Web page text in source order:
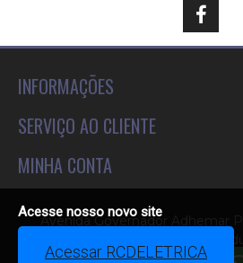
INFORMAÇÕES
SERVIÇO AO CLIENTE
MINHA CONTA
Avenida Governador Adhemar
Acesse nosso novo site
Acessar RCDELETRICA